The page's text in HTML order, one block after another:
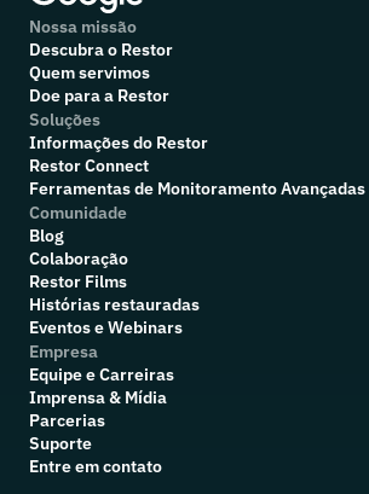
Nossa missão
Descubra o Restor
Quem servimos
Doe para a Restor
Soluções
Informações do Restor
Restor Connect
Ferramentas de Monitoramento Avançadas
Comunidade
Blog
Colaboração
Restor Films
Histórias restauradas
Eventos e Webinars
Empresa
Equipe e Carreiras
Imprensa & Mídia
Parcerias
Suporte
Entre em contato